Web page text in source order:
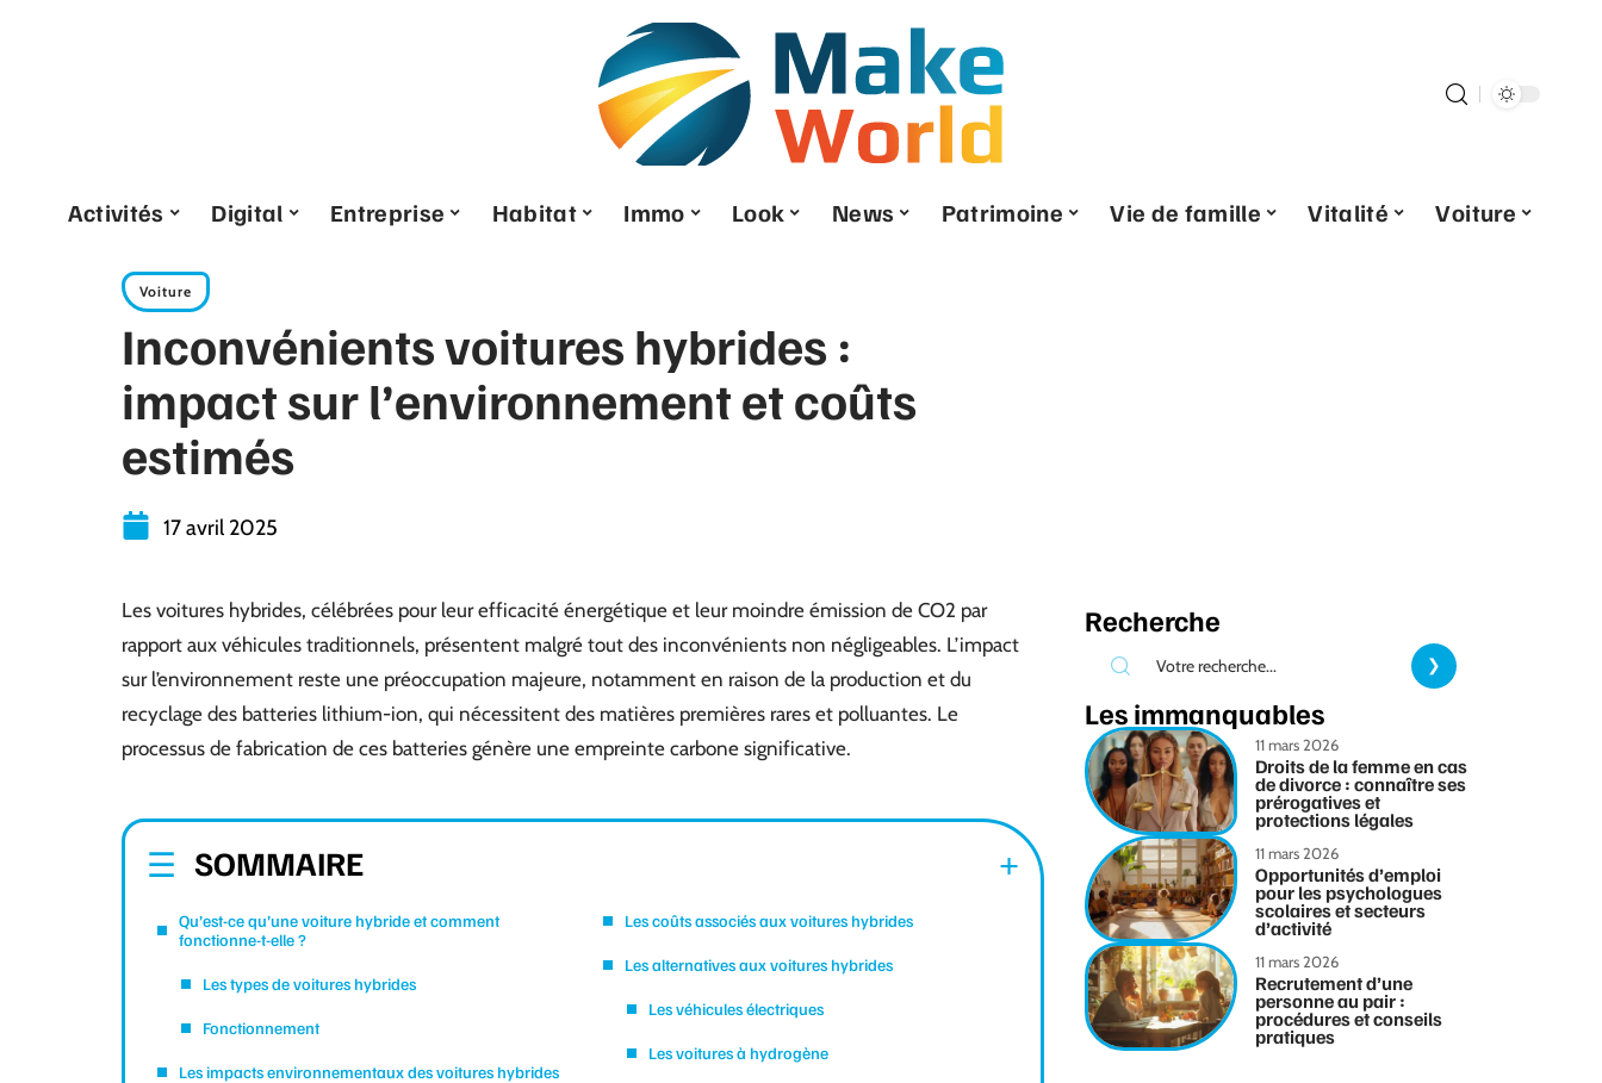
Activités Digital Entreprise Habitat Immo Look News Patrimoine Vie de famille Vitalité Voiture
Voiture
Inconvénients voitures hybrides :
impact sur l’environnement et coûts
estimés
17 avril 2025
Les voitures hybrides, célébrées pour leur efficacité énergétique et leur moindre émission de CO2 par
rapport aux véhicules traditionnels, présentent malgré tout des inconvénients non négligeables. L’impact
sur l’environnement reste une préoccupation majeure, notamment en raison de la production et du
recyclage des batteries lithium-ion, qui nécessitent des matières premières rares et polluantes. Le
processus de fabrication de ces batteries génère une empreinte carbone significative.
SOMMAIRE
Qu’est-ce qu’une voiture hybride et comment
fonctionne-t-elle ?
Les types de voitures hybrides
Fonctionnement
Les impacts environnementaux des voitures hybrides
Les coûts associés aux voitures hybrides
Les alternatives aux voitures hybrides
Les véhicules électriques
Les voitures à hydrogène
Recherche
Les immanquables
11 mars 2026
Droits de la femme en cas
de divorce : connaître ses
prérogatives et
protections légales
11 mars 2026
Opportunités d’emploi
pour les psychologues
scolaires et secteurs
d’activité
11 mars 2026
Recrutement d’une
personne au pair :
procédures et conseils
pratiques